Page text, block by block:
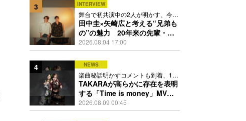
3 INTERVIEW
舞台で初共演中の2人が明かす、今の
自分をつくる恩人の存在
田中圭×矢崎広と考える“兄弟も
の”の魅力 20年来の先輩・後
輩が初めて見つけた互いの共通
点とは
2026.08.04 17:00
4 NEWS
楽曲秘話明かすコメントも到着、1st
EPも8月24日配信へ
TAKARAが高らかに存在を表明
する「Time is money」MV公
開、忍者と花魁姿で世界観を体
現
2026.08.09 00:45